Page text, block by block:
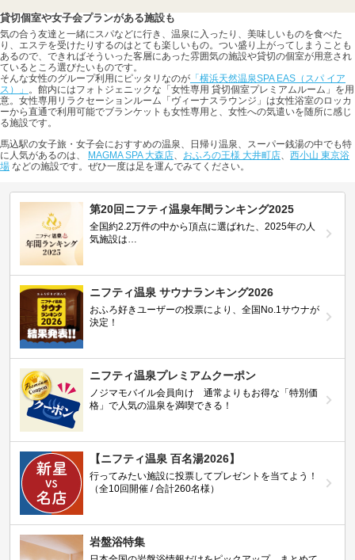
貸切個室や女子会プランがある施設も
気の合う友達と一緒にスパなどに行き、温泉に入ったり、美味しいものを食べた
り、エステを受けたりするのはとても楽しいもの。つい盛り上がってしまうことも
あるので、できればそういった客層にあった雰囲気の施設や貸切の個室が用意され
ているところ選びたいものです。
そんな女性のグループ利用にピッタリなのが 「横浜天然温泉SPA EAS（スパ イア
ス）」 。館内にはフォトジェニックな「女性専用 貸切個室プレミアムルーム」を用
意。女性専用リラクセーションルーム「ヴィーナスラウンジ」は女性浴室のロッカ
ーから直通で利用可能でブランケットも女性専用と、女性への気遣いを随所に感じ
る施設です。
馬込駅の女子旅・女子会におすすめの温泉、日帰り温泉、スーパー銭湯の中でも特
に人気があるのは、
MAGMA SPA 大森店、 おふろの王様 大井町店、 西小山 東京浴
場 などの施設です。ぜひ一度は足を運んでみてください。
第20回ニフティ温泉年間ランキング2025
全国約2.2万件の中から頂点に選ばれた、2025年の人
気施設は…
ニフティ温泉 サウナランキング2026
おふろ好きユーザーの投票により、全国No.1サウナが
決定！
ニフティ温泉プレミアムクーポン
ノジマモバイル会員向け 通常よりもお得な「特別価
格」で人気の温泉を満喫できる！
【ニフティ温泉 百名湯2026】
行ってみたい施設に投票してプレゼントを当てよう！
（全10回開催 / 合計260名様）
岩盤浴特集